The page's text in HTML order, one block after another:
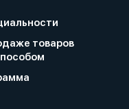
товаров